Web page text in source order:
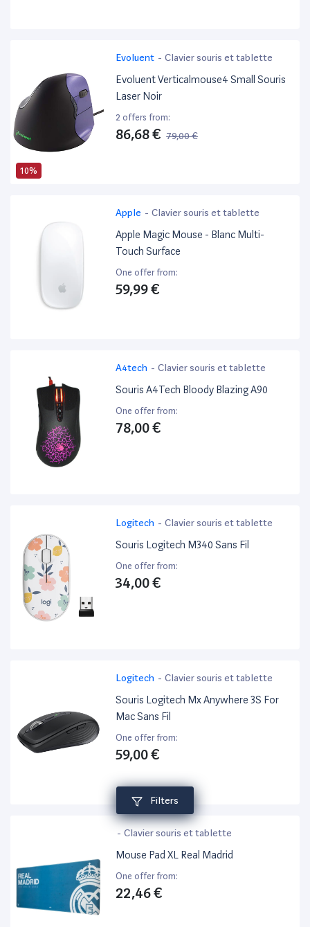
Filters
10%
Evoluent - Clavier souris et tablette
Evoluent Verticalmouse4 Small Souris
Laser Noir
2 offers from:
86,68 € 79,00 €
Apple - Clavier souris et tablette
Apple Magic Mouse - Blanc Multi-
Touch Surface
One offer from:
59,99 €
A4tech - Clavier souris et tablette
Souris A4Tech Bloody Blazing A90
One offer from:
78,00 €
Logitech - Clavier souris et tablette
Souris Logitech M340 Sans Fil
One offer from:
34,00 €
Logitech - Clavier souris et tablette
Souris Logitech Mx Anywhere 3S For
Mac Sans Fil
One offer from:
59,00 €
- Clavier souris et tablette
Mouse Pad XL Real Madrid
One offer from:
22,46 €